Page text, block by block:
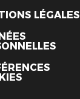
LÉGALES